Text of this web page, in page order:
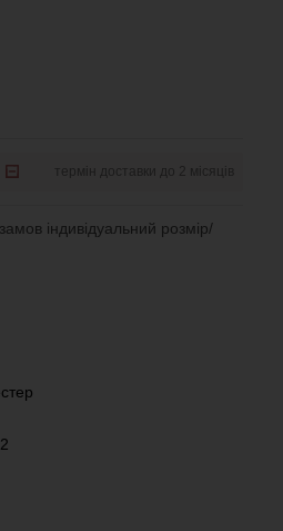
термін доставки до 2 місяців
індивідуальний розмір/